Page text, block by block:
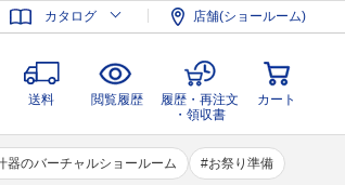
カタログ 店舗(ショールーム)
送料 閲覧履歴
履歴・再注文
・領収書
カート
器のバーチャルショールーム お祭り準備
り 送料 閲覧履歴
履歴・再注文
・領収書
カート